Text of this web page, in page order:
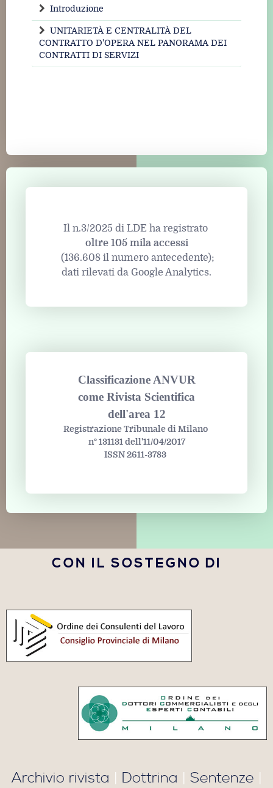
Introduzione
UNITARIETÀ E CENTRALITÀ DEL
CONTRATTO D'OPERA NEL PANORAMA DEI
CONTRATTI DI SERVIZI
Il n.3/2025 di LDE ha registrato
oltre 105 mila accessi
(136.608 il numero antecedente);
dati rilevati da Google Analytics.
Classificazione ANVUR
come Rivista Scientifica
dell'area 12
Registrazione Tribunale di Milano
n° 131131 dell'11/04/2017
ISSN 2611-3783
CON IL SOSTEGNO DI
Archivio rivista | Dottrina | Sentenze |